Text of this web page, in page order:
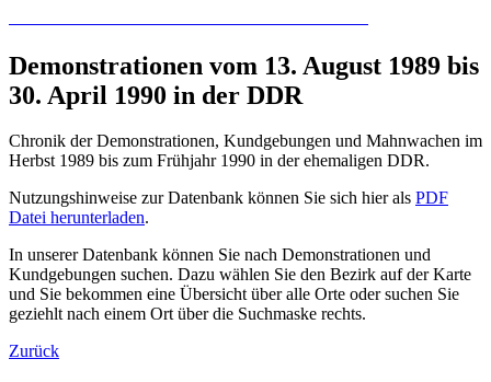
Demonstrationen vom 13. August 1989 bis
30. April 1990 in der DDR
Chronik der Demonstrationen, Kundgebungen und Mahnwachen im
Herbst 1989 bis zum Frühjahr 1990 in der ehemaligen DDR.
Nutzungshinweise zur Datenbank können Sie sich hier als PDF
Datei herunterladen.
In unserer Datenbank können Sie nach Demonstrationen und
Kundgebungen suchen. Dazu wählen Sie den Bezirk auf der Karte
und Sie bekommen eine Übersicht über alle Orte oder suchen Sie
geziehlt nach einem Ort über die Suchmaske rechts.
Zurück